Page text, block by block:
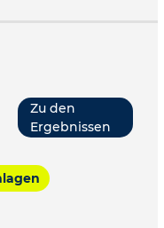
Zu den
Ergebnissen